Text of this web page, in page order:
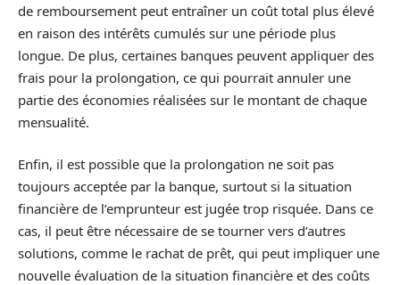
de remboursement peut entraîner un coût total plus élevé
en raison des intérêts cumulés sur une période plus
longue. De plus, certaines banques peuvent appliquer des
frais pour la prolongation, ce qui pourrait annuler une
partie des économies réalisées sur le montant de chaque
mensualité.
Enfin, il est possible que la prolongation ne soit pas
toujours acceptée par la banque, surtout si la situation
financière de l’emprunteur est jugée trop risquée. Dans ce
cas, il peut être nécessaire de se tourner vers d’autres
solutions, comme le rachat de prêt, qui peut impliquer une
nouvelle évaluation de la situation financière et des coûts